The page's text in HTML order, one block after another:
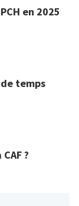
en 2025
temps
?